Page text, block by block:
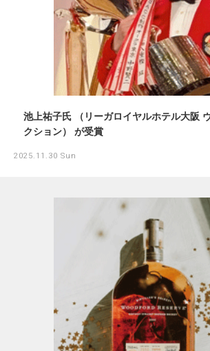
池上祐子氏 （リーガロイヤルホテル大阪
クション） が受賞
2025.11.30 Sun